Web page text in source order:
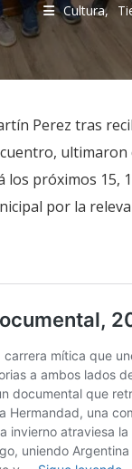
Cultura
Perez tras
los próximos 15,
por la